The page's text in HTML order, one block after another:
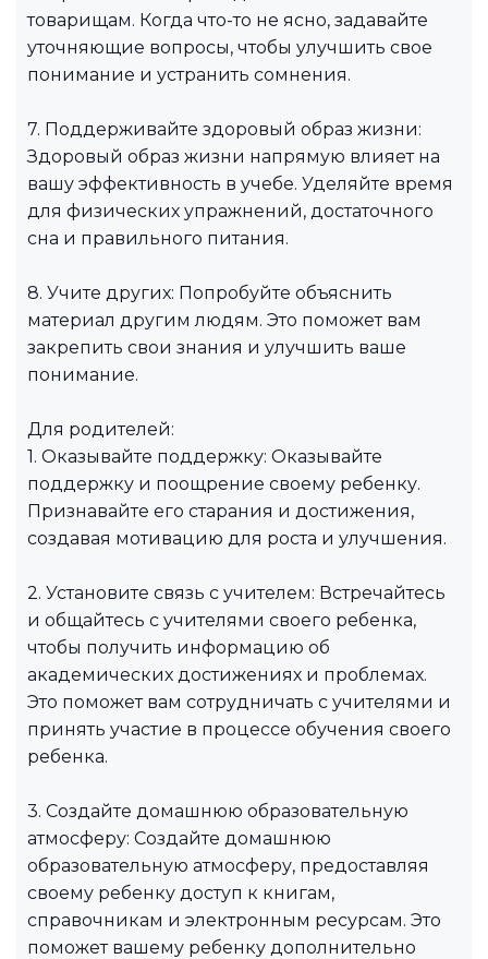
товарищам. Когда что-то не ясно, задавайте
уточняющие вопросы, чтобы улучшить свое
понимание и устранить сомнения.
7. Поддерживайте здоровый образ жизни:
Здоровый образ жизни напрямую влияет на
вашу эффективность в учебе. Уделяйте время
для физических упражнений, достаточного
сна и правильного питания.
8. Учите других: Попробуйте объяснить
материал другим людям. Это поможет вам
закрепить свои знания и улучшить ваше
понимание.
Для родителей:
1. Оказывайте поддержку: Оказывайте
поддержку и поощрение своему ребенку.
Признавайте его старания и достижения,
создавая мотивацию для роста и улучшения.
2. Установите связь с учителем: Встречайтесь
и общайтесь с учителями своего ребенка,
чтобы получить информацию об
академических достижениях и проблемах.
Это поможет вам сотрудничать с учителями и
принять участие в процессе обучения своего
ребенка.
3. Создайте домашнюю образовательную
атмосферу: Создайте домашнюю
образовательную атмосферу, предоставляя
своему ребенку доступ к книгам,
справочникам и электронным ресурсам. Это
поможет вашему ребенку дополнительно